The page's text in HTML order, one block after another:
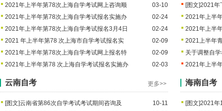
2021年上半年第78次上海自学考试网上咨询顺
03-10
2021年上半年第78次上海自学考试报名实施办
02-24
2021年上半年第78次上海自学考试报名3月4日
02-24
2021 年上半年第78 次上海市自学考试报名实
02-09
2021年上半年第78次上海自学考试网上报名特
02-09
2021年上半年第78 次上海自学考试报名实施办
02-03
[图文]2021年
2021年上半
2021年上半
2021上半年
关于调整自
2021年上半
云南自考 更多>>
[图文]云南省第86次自学考试考试期间咨询及
10-11
海南自考
[图文]2021年